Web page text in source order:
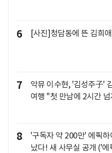
6 [사진]청담동에 뜬 김희애
7
악뮤 이수현, '김성주子'
여행 "첫 만남에 2시간
8
'구독자 약 200만' 에픽
났다! 새 사무실 공개 ('